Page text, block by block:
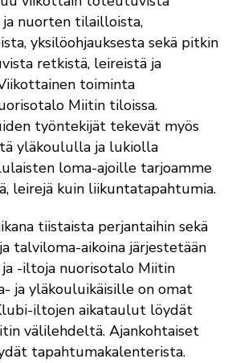
nuorten tilailloista,
yksilöohjauksesta sekä pitkin
retkistä, leireistä ja
toiminta
Miitin tiloissa.
työntekijät tekevät myös
yläkoululla ja lukiolla
loma-ajoille tarjoamme
leirejä kuin liikuntatapahtumia.
tiistaista perjantaihin sekä
talviloma-aikoina järjestetään
-iltoja nuorisotalo Miitin
ja yläkouluikäisille on omat
iltojen aikataulut löydät
välilehdeltä. Ajankohtaiset
tapahtumakalenterista.